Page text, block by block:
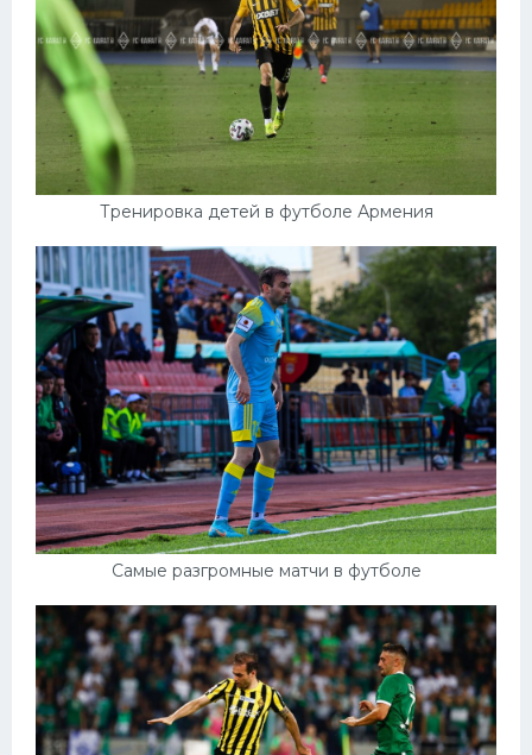
Тренировка детей в футболе Армения
Самые разгромные матчи в футболе